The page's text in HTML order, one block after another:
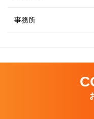
事務所